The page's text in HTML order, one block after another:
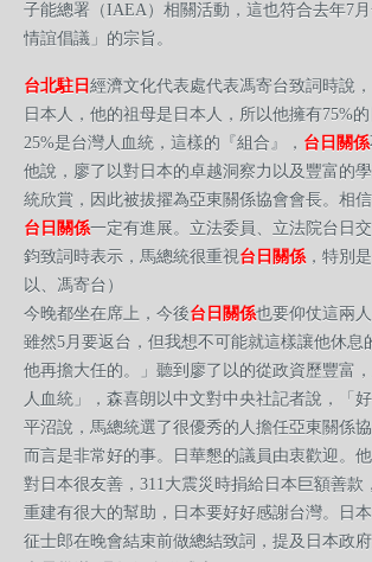
子能總署（IAEA）相關活動，這也符合去年7月
情誼倡議」的宗旨。
台北駐日 經濟文化代表處代表馮寄台致詞時說
日本人，他的祖母是日本人，所以他擁有75%
25%是台灣人血統，這樣的『組合』， 台日關係
他說，廖了以對日本的卓越洞察力以及豐富的
統欣賞，因此被拔擢為亞東關係協會會長。相
台日關係一定有進展。立法委員、立法院台日
鈞致詞時表示，馬總統很重視台日關係 ，特別
以、馮寄台）
今晚都坐在席上，今後台日關係也要仰仗這兩
雖然5月要返台，但我想不可能就這樣讓他休息
他再擔大任的。」聽到廖了以的從政資歷豐富
人血統」，森喜朗以中文對中央社記者說，「好
平沼說，馬總統選了很優秀的人擔任亞東關係
而言是非常好的事。日華懇的議員由衷歡迎。
對日本很友善，311大震災時捐給日本巨額善款
重建有很大的幫助，日本要好好感謝台灣。日
征士郎在晚會結束前做總結致詞，提及日本政